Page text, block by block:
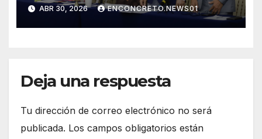
personas migrantes, atiende
amparo y concluye periodo
ABR 30, 2026 ENCONCRETO.NEWS01
Deja una respuesta
Tu dirección de correo electrónico no será
publicada. Los campos obligatorios están